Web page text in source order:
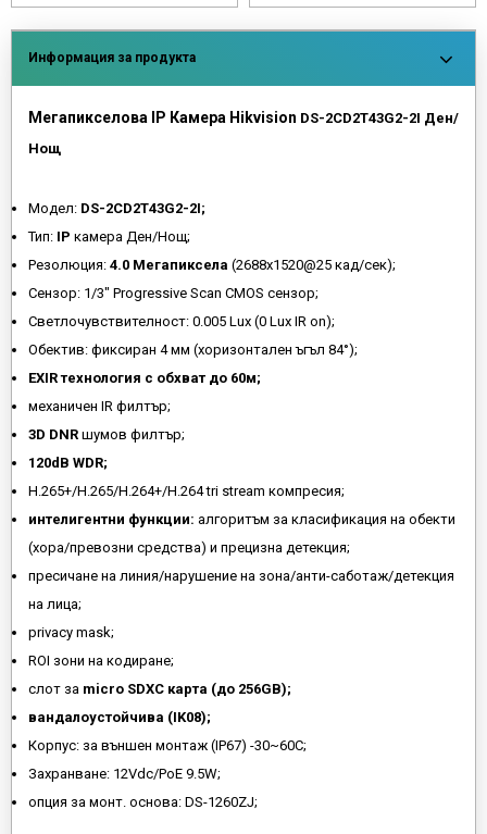
Информация за продукта
Мегапикселова IP Камера Hikvision DS-2CD2T43G2-2I Ден/
Нощ
Модел: DS-2CD2T43G2-2I;
Тип: IP камера Ден/Нощ;
Резолюция: 4.0 Мегапиксела (2688x1520@25 кад/сек);
Сензор: 1/3" Progressive Scan CMOS сензор;
Светлочувствителност: 0.005 Lux (0 Lux IR on);
Обектив: фиксиран 4 мм (хоризонтален ъгъл 84°);
EXIR технология с обхват до 60м;
механичен IR филтър;
3D DNR шумов филтър;
120dB WDR;
H.265+/H.265/H.264+/H.264 tri stream компресия;
интелигентни функции: алгоритъм за класификация на обекти
(хора/превозни средства) и прецизна детекция;
пресичане на линия/нарушение на зона/анти-саботаж/детекция
на лица;
privacy mask;
ROI зони на кодиране;
слот за micro SDXC карта (до 256GB);
вандалоустойчива (IK08);
Корпус: за външен монтаж (IP67) -30~60C;
Захранване: 12Vdc/PoE 9.5W;
опция за монт. основа: DS-1260ZJ;